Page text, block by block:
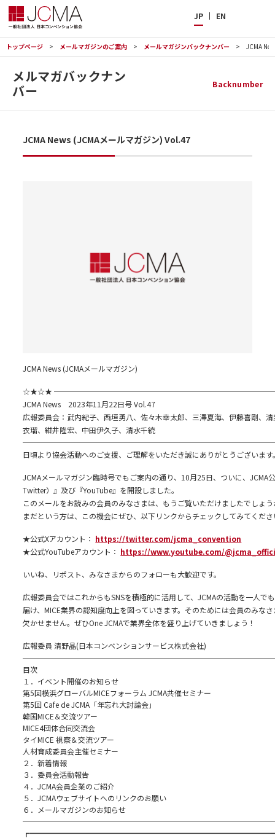
JP EN
トップページ メールマガジンのご案内 メールマガジンバックナンバー JCMA
メルマガバックナン
バー
Backnumber
JCMA News (JCMAメールマガジン) Vol.47
JCMA News (JCMAメールマガジン)
☆★☆★
JCMA News 2023年11月22日号 Vol.47
広報委員会：武内紀子、西垣勇八、佐々木幸太郎、三澤夏海、伊藤喜剛、
衣瑠、紺井隆宏、中田伊久子、清水千統
日頃より協会活動へのご支援、ご理解をいただき誠にありがとうございます
JCMAメールマガジン臨時号でもご案内の通り、10月25日、ついに、JCMA
Twitter）』及び『YouTube』を開設しました。
このメールをお読みの会員のみなさまは、もうご覧いただけましたでしょ
まだという方は、この機会にぜひ、以下リンクからチェックしてみてくだ
★公式Xアカウント： https://twitter.com/jcma_convention
★公式YouTubeアカウント： https://www.youtube.com/
いいね、リポスト、みなさまからのフォローも大歓迎です。
広報委員会ではこれからもSNSを積極的に活用して、JCMAの活動を一人で
届け、MICE業界の認知度向上を図っていきます。そのためには会員のみな
欠かせません。ぜひOne JCMAで業界全体を盛り上げていきましょう！
広報委員 清野晶(日本コンベンションサービス株式会社)
目次
１．イベント開催のお知らせ
第5回横浜グローバルMICEフォーラム JCMA共催セミナー
第5回 Cafe de JCMA「年忘れ大討論会」
韓国MICE＆交流ツアー
MICE4団体合同交流会
タイMICE 視察＆交流ツアー
人材育成委員会主催セミナー
２．新着情報
３．委員会活動報告
４．JCMA会員企業のご紹介
５．JCMAウェブサイトへのリンクのお願い
６．メールマガジンのお知らせ